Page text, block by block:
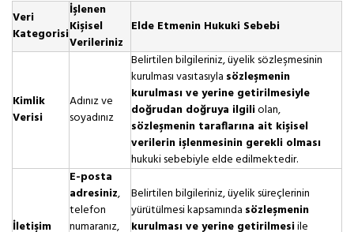
Veri
Kategorisi
İşlenen
Kişisel
Verileriniz
Elde Etmenin Hukuki Sebebi
Kimlik
Verisi
Adınız ve
soyadınız
Belirtilen bilgileriniz, üyelik sözleşmesinin
kurulması vasıtasıyla sözleşmenin
kurulması ve yerine getirilmesiyle
doğrudan doğruya ilgiliolan,
sözleşmenin taraflarına ait kişisel
verilerin işlenmesinin gerekli olması
hukuki sebebiyle elde edilmektedir.
İletişim
E-posta
adresiniz,
telefon
numaranız,
Belirtilen bilgileriniz, üyelik süreçlerinin
yürütülmesi kapsamında sözleşmenin
kurulması ve yerine getirilmesiile